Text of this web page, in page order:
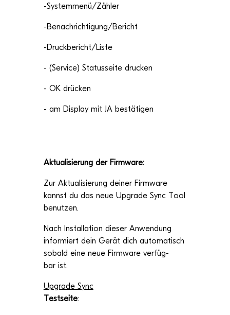
-Systemmenü/Zähler
-Benachrichtigung/Bericht
-Druckbericht/Liste
- (Ser­vice) Sta­tus­seite drucken
- OK drücken
- am Dis­play mit JA bestätigen
Aktua­li­sie­rung der Firmware:
Zur Aktua­li­sie­rung dei­ner Firm­ware
kannst du das neue Upgrade Sync Tool
benutzen.
Nach Instal­la­tion die­ser Anwen­dung
infor­miert dein Gerät dich auto­ma­tisch
sobald eine neue Firm­ware ver­füg­
bar ist.
Upgrade Sync
Test­seite: